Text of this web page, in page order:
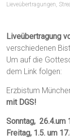
Lieveübertragungen
Liveübertragung
verschiedenen
Um auf die
dem Link folgen:
Erzbistum
mit DGS!
Sonntag, 26.4.um
Freitag, 1.5. um